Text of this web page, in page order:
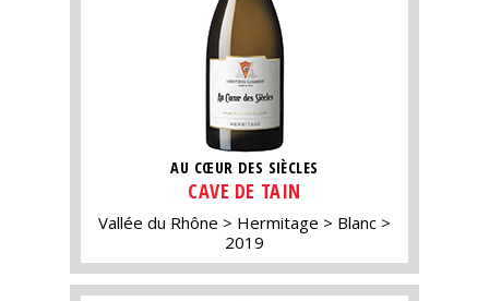
AU CŒUR DES SIÈCLES
CAVE DE TAIN
Vallée du Rhône Hermitage
Blanc
2019